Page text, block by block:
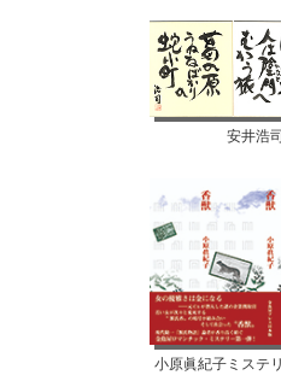
安井浩
小原眞紀子ミステ